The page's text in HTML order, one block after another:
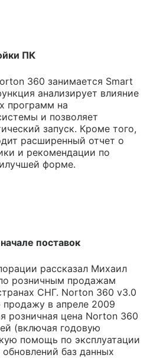
ПК
360 занимается Smart
анализирует влияние
программ на
и позволяет
запуск. Кроме того,
расширенный отчет о
и рекомендации по
форме.
поставок
рассказал Михаил
розничным продажам
СНГ. Norton 360 v3.0
продажу в апреле 2009
розничная цена Norton 360
(включая годовую
помощь по эксплуатации
баз данных